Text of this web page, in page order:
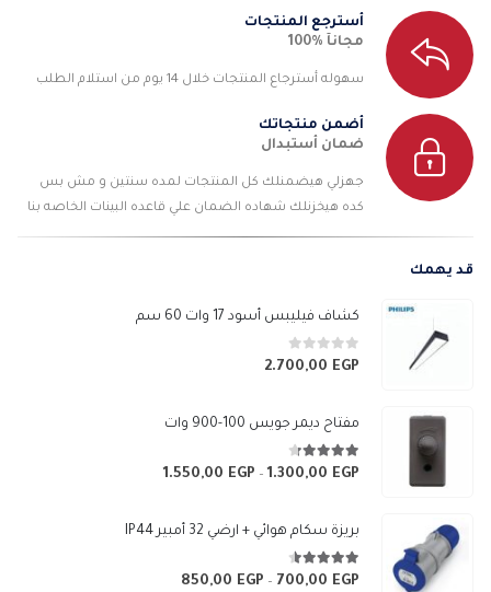
أسترجع المنتجات
مجانآ %100
سهوله أسترجاع المنتجات خلال 14 يوم من استلام الطلب
أضمن منتجاتك
ضمان أستبدال
جهزلي هيضمنلك كل المنتجات لمده سنتين و مش بس
كده هيخزنلك شهاده الضمان علي قاعده البينات الخاصه بنا
قد يهمك
كشاف فيليبس أسود 17 وات 60 سم
0من 52.700,00 EGP
مفتاح ديمر جويس 100-900 وات
4.25 من 5
1.300,00 EGP
–
1.550,00 EGP
من
بريزة سكام هوائي + ارضي 32 أمبير IP44
4.50 من 5
700,00 EGP
–
850,00 EGP